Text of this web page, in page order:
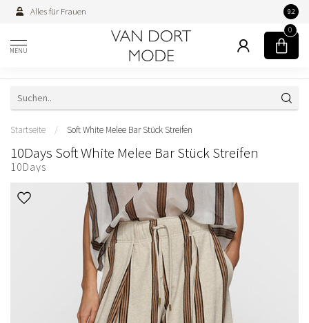
Alles für Frauen 9.2
MENU
0
Startseite / Soft White Melee Bar Stück Streifen
10Days Soft White Melee Bar Stück Streifen
10Days